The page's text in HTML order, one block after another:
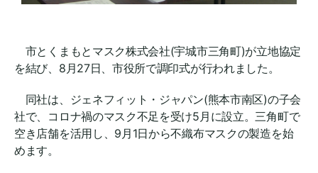
市とくまもとマスク株式会社(宇城市三角町)が立地協定
を結び、8月27日、市役所で調印式が行われました。
同社は、ジェネフィット・ジャパン(熊本市南区)の子会
社で、コロナ禍のマスク不足を受け5月に設立。三角町で
空き店舗を活用し、9月1日から不織布マスクの製造を始
めます。